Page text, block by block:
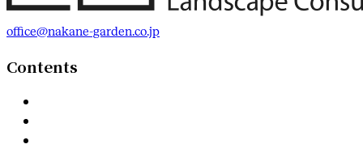
office@nakane-garden.co.jp
Contents